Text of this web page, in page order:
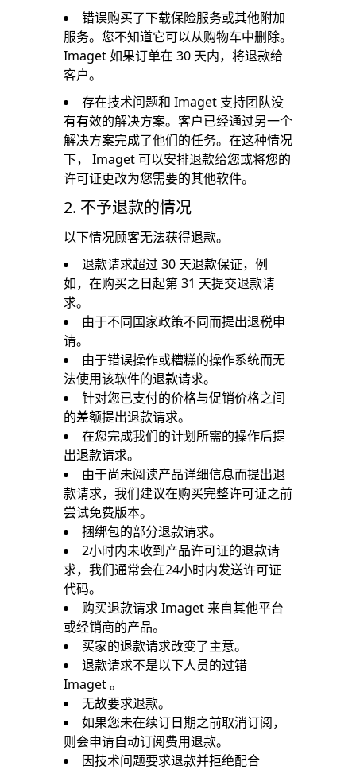
错误购买了下载保险服务或其他附加
服务。您不知道它可以从购物车中删除。
Imaget 如果订单在 30 天内，将退款给
客户。
存在技术问题和 Imaget 支持团队没
有有效的解决方案。客户已经通过另一个
解决方案完成了他们的任务。在这种情况
下， Imaget 可以安排退款给您或将您的
许可证更改为您需要的其他软件。
2. 不予退款的情况
以下情况顾客无法获得退款。
退款请求超过 30 天退款保证，例
如，在购买之日起第 31 天提交退款请
求。
由于不同国家政策不同而提出退税申
请。
由于错误操作或糟糕的操作系统而无
法使用该软件的退款请求。
针对您已支付的价格与促销价格之间
的差额提出退款请求。
在您完成我们的计划所需的操作后提
出退款请求。
由于尚未阅读产品详细信息而提出退
款请求，我们建议在购买完整许可证之前
尝试免费版本。
捆绑包的部分退款请求。
2小时内未收到产品许可证的退款请
求，我们通常会在24小时内发送许可证
代码。
购买退款请求 Imaget 来自其他平台
或经销商的产品。
买家的退款请求改变了主意。
退款请求不是以下人员的过错
Imaget 。
无故要求退款。
如果您未在续订日期之前取消订阅，
则会申请自动订阅费用退款。
因技术问题要求退款并拒绝配合